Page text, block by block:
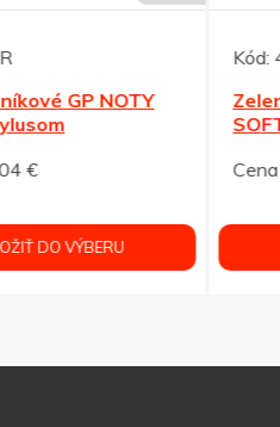
Zelené hliník.gul.
SOFT LUX so
VLOŽIŤ DO